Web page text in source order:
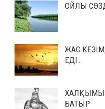
ОЙЛЫ
ЖАС
ЕДІ…
БАТЫР